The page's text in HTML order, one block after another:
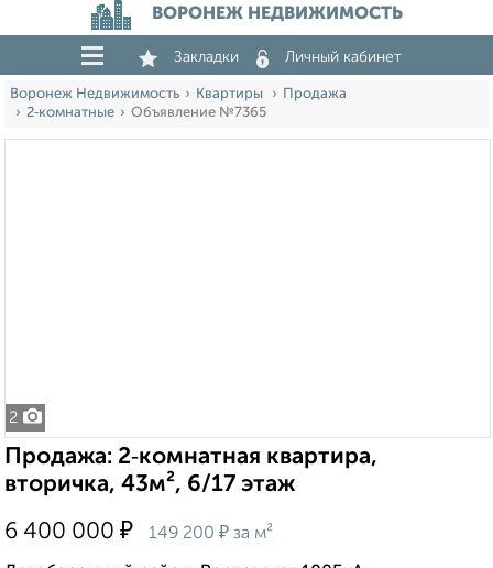
ВОРОНЕЖ НЕДВИЖИМОСТЬ
Закладки Личный кабинет
Воронеж Недвижимость Квартиры
Продажа
2‑комнатные
Объявление №7365
2
Продажа: 2‑комнатная квартира,
вторичка, 43м², 6/17 этаж
6 400 000 ₽ 149 200 ₽ за м²